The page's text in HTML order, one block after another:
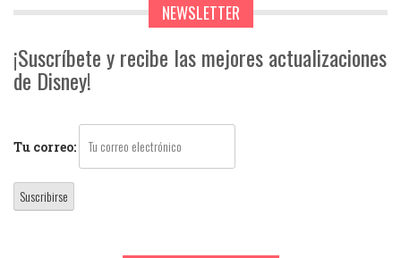
NEWSLETTER
¡Suscríbete y recibe las mejores actualizaciones
de Disney!
Tu correo: